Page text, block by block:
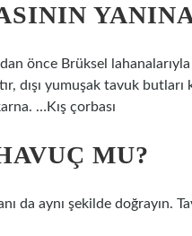
önce Brüksel
dışı yumuşak tavuk
…Kış çorbası
MU?
da aynı şekilde doğrayın.